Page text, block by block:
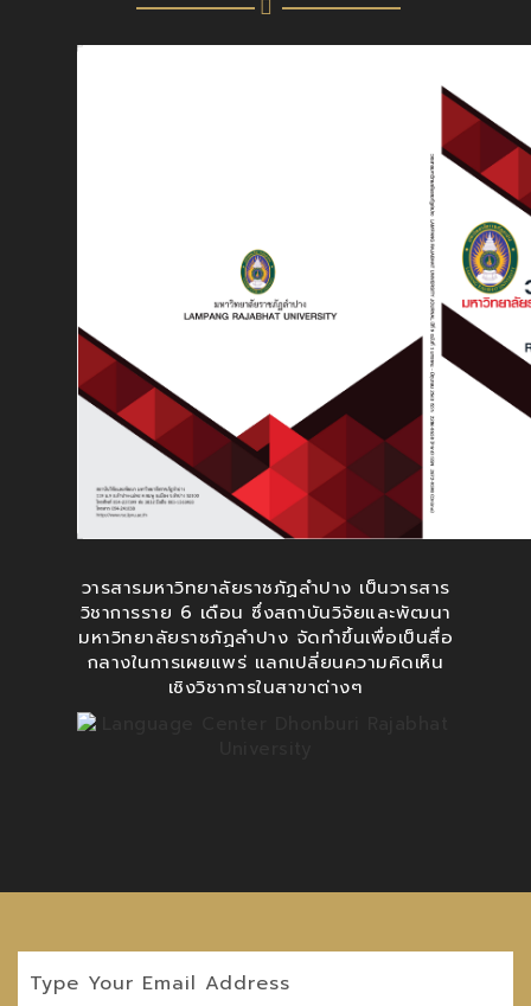
วารสารมหาวิทยาลัยราชภัฏลำปาง เป็นวารสาร
วิชาการราย 6 เดือน ซึ่งสถาบันวิจัยและพัฒนา
มหาวิทยาลัยราชภัฏลำปาง จัดทำขึ้นเพื่อเป็นสื่อ
กลางในการเผยแพร่ แลกเปลี่ยนความคิดเห็น
เชิงวิชาการในสาขาต่างๆ